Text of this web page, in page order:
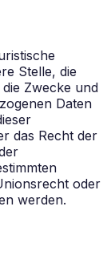
Stelle, die
Zwecke und
Daten
das Recht der
oder
werden.